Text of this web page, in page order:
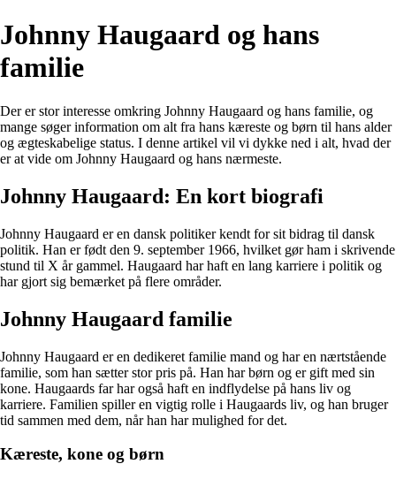
Johnny Haugaard og hans
familie
Der er stor interesse omkring Johnny Haugaard og hans familie, og
mange søger information om alt fra hans kæreste og børn til hans alder
og ægteskabelige status. I denne artikel vil vi dykke ned i alt, hvad der
er at vide om Johnny Haugaard og hans nærmeste.
Johnny Haugaard: En kort biografi
Johnny Haugaard er en dansk politiker kendt for sit bidrag til dansk
politik. Han er født den 9. september 1966, hvilket gør ham i skrivende
stund til X år gammel. Haugaard har haft en lang karriere i politik og
har gjort sig bemærket på flere områder.
Johnny Haugaard familie
Johnny Haugaard er en dedikeret familie mand og har en nærtstående
familie, som han sætter stor pris på. Han har børn og er gift med sin
kone. Haugaards far har også haft en indflydelse på hans liv og
karriere. Familien spiller en vigtig rolle i Haugaards liv, og han bruger
tid sammen med dem, når han har mulighed for det.
Kæreste, kone og børn